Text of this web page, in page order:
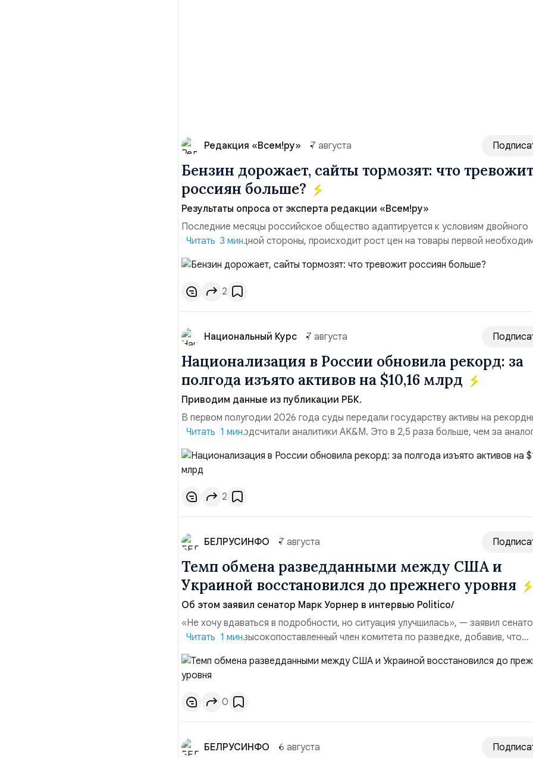
Редакция «Всем!ру» 7 августа
Бензин дорожает, сайты тормозят: что тревожит
россиян больше?
Результаты опроса от эксперта редакции «Всем!ру»
Последние месяцы российское общество адаптируется к условиям двойного
давления. С одной стороны, происходит рост цен на товары первой
инфляция и локальные сбои в поставках бензина. А с другой – технологическая
турбулентность: перебои в работе интернета, блокировки сайтов,
осваивать VPN и российские платформы.Что из этого бье...
Читать 3 мин.
2
Национальный Курс 7 августа
Национализация в России обновила рекорд: за
полгода изъято активов на $10,16 млрд
Приводим данные из публикации РБК.
В первом полугодии 2026 года суды передали государству активы на
$10,16 млрд, подсчитали аналитики AK&M. Это в 2,5 раза больше, чем за
период 2025 года ($3,95 млрд). Всего зафиксировано 15 национализационных
транзакций, которые обеспечили 42,2% денежного объёма всего российского
слияний и поглощений. Крупнейшей ...
Читать 1 мин.
2
БЕЛРУСИНФО 7 августа
Темп обмена разведданными между США и
Украиной восстановился до прежнего уровня
Об этом заявил сенатор Марк Уорнер в интервью Politico/
«Не хочу вдаваться в подробности, но ситуация улучшилась», — заявил
Марк Уорнер, высокопоставленный член комитета по разведке, добавив, что
использование Украиной беспилотников и ракет большой дальности позволило
наносить удары вглубь российской территории и укрепило её
позиции.Сотрудничество со стороны США стало ключом к позитивному пов...
Читать 1 мин.
0
БЕЛРУСИНФО 6 августа